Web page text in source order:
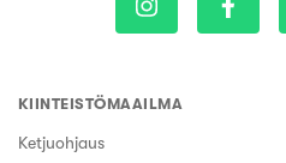
KIINTEISTÖMAAILMA
Ketjuohjaus